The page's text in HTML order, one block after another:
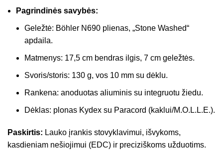
Pagrindinės savybės:
Geležtė: Böhler N690 plienas, „Stone Washed“
apdaila.
Matmenys: 17,5 cm bendras ilgis, 7 cm geležtės.
Svoris/storis: 130 g, vos 10 mm su dėklu.
Rankena: anoduotas aliuminis su integruotu žiedu.
Dėklas: plonas Kydex su Paracord (kaklui/M.O.L.L.E.).
Paskirtis: Lauko įrankis stovyklavimui, išvykoms,
kasdieniam nešiojimui (EDC) ir preciziškoms užduotims.